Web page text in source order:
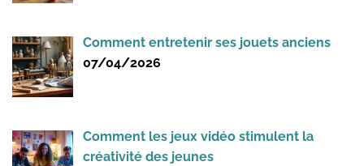
Comment entretenir ses jouets anciens
07/04/2026
Comment les jeux vidéo stimulent la
créativité des jeunes